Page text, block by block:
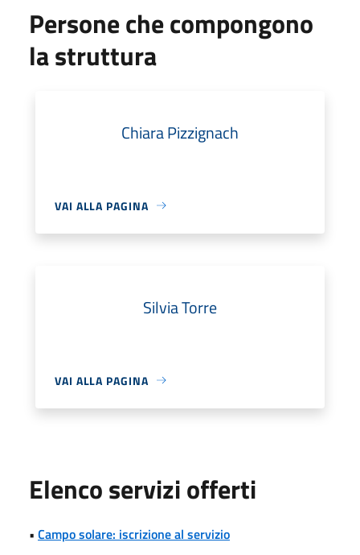
Persone che compongono
la struttura
Chiara Pizzignach
VAI ALLA PAGINA
Silvia Torre
VAI ALLA PAGINA
Elenco servizi offerti
• Campo solare: iscrizione al servizio